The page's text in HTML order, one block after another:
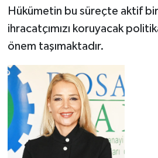
Hükümetin bu süreçte aktif
ihracatçımızı koruyacak
önem taşımaktadır.